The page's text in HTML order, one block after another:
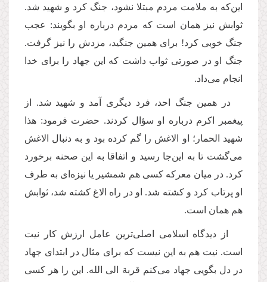
این‌که به ملامت مردم مبتلا نشود، جنگ کرد و شهید شد.
ثوابش نیز همان است که مردم درباره او بگویند: عجب
جنگ خوبی کرد! برای همین جنگید، مزدش را نیز گرفت.
جنگ او در صورتی ثواب داشت که این جهاد را برای خدا
انجام می‌داد.
در همین جنگ احد، فرد دیگری آمد و شهید شد. از
پیغمبر اکرم درباره او سؤال کردند. حضرت فرمود: هذا
شهید الحمار؛ او الاغش را گم کرده بود و به دنبال الاغش
می‌گشت تا به این‌جا رسید و اتفاقا به این صحنه برخورد
کرد. در میان معرکه کسی هم شمشیر یا نیزه‌ای به طرف
او پرتاب کرد و کشته شد. او در راه الاغ کشته شد، ثوابش
هم همان است.
از دیدگاه اسلامی اصلی‌ترین عامل ارزش کار نیت
است. نیت هم به این نیست که برای مثال در ابتدای جهاد
در دل بگویی جهاد می‌کنم قربة الی الله. این‌ را هر کسی